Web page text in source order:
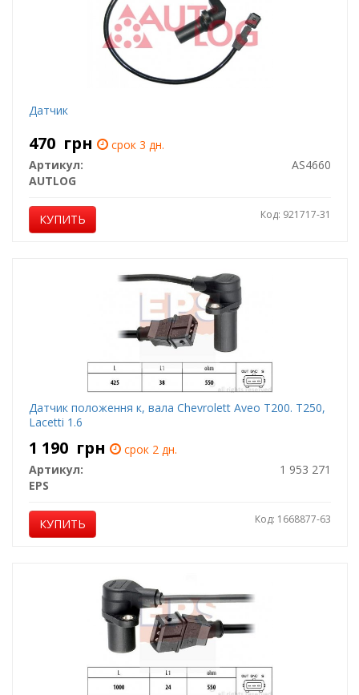
Датчик
470 грн
срок 3 дн.
Артикул:
AS4660
AUTLOG
КУПИТЬ Код: 921717-31
Датчик положення к, вала Chevrolett Aveo T200. T250,
Lacetti 1.6
1 190 грн
срок 2 дн.
Артикул:
1 953 271
EPS
КУПИТЬ Код: 1668877-63